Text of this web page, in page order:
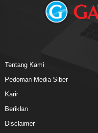
Tentang Kami
Pedoman Media Siber
Karir
Beriklan
Disclaimer